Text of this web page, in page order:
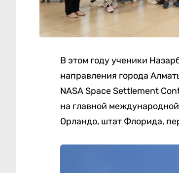
В этом году ученики
направления города
NASA Space Settlement
на главной
Орландо, штат Флорида,